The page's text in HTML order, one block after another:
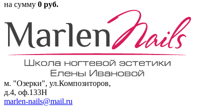
на сумму 0 руб.
м. "Озерки", ул.Композиторов,
д.4, оф.133H
marlen-nails@mail.ru